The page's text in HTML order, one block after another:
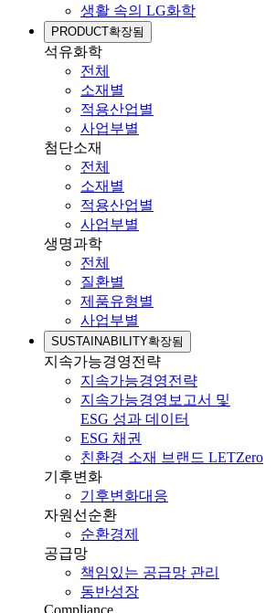
생활 속의 LG화학
PRODUCT확장됨
석유화학
전체
소재별
적용산업별
사업부별
첨단소재
전체
소재별
적용산업별
사업부별
생명과학
전체
질환별
제품유형별
사업부별
SUSTAINABILITY확장됨
지속가능경영전략
지속가능경영전략
지속가능경영보고서 및
ESG 성과 데이터
ESG 채권
친환경 소재 브랜드 LETZero
기후변화
기후변화대응
자원선순환
순환경제
공급망
책임있는 공급망 관리
동반성장
Compliance